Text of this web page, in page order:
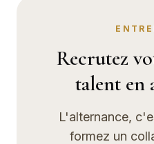
Recrutez
talent en
L'alternance,
formez un